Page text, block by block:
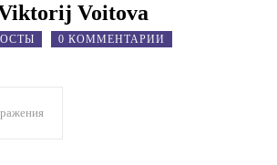
Voitova
0 КОММЕНТАРИИ